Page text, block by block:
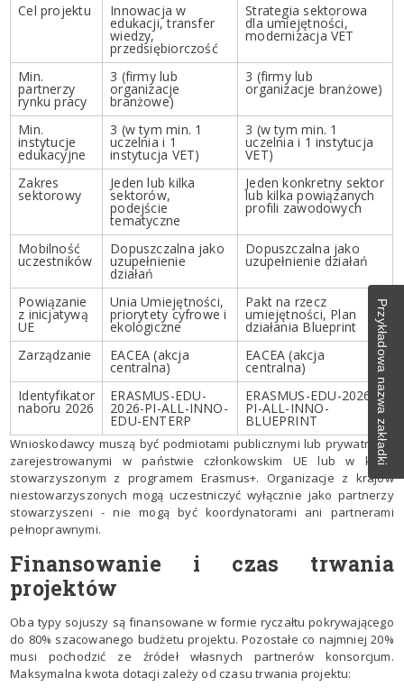
Cel projektu Innowacja w
edukacji, transfer
wiedzy,
przedsiębiorczość
Strategia sektorowa
dla umiejętności,
modernizacja VET
Min.
partnerzy
rynku pracy
3 (firmy lub
organizacje
branżowe)
3 (firmy lub
organizacje branżowe)
Min.
instytucje
edukacyjne
3 (w tym min. 1
uczelnia i 1
instytucja VET)
3 (w tym min. 1
uczelnia i 1 instytucja
VET)
Zakres
sektorowy
Jeden lub kilka
sektorów,
podejście
tematyczne
Jeden konkretny sektor
lub kilka powiązanych
profili zawodowych
Mobilność
uczestników
Dopuszczalna jako
uzupełnienie
działań
Dopuszczalna jako
uzupełnienie działań
Powiązanie
z inicjatywą
UE
Unia Umiejętności,
priorytety cyfrowe i
ekologiczne
Pakt na rzecz
umiejętności, Plan
działania Blueprint
Zarządzanie
EACEA (akcja
centralna)
EACEA (akcja
centralna)
Identyfikator
naboru 2026
ERASMUS-EDU-
2026-PI-ALL-INNO-
EDU-ENTERP
ERASMUS-EDU-2026-
PI-ALL-INNO-
BLUEPRINT
Wnioskodawcy muszą być podmiotami publicznymi lub prywatnymi,
zarejestrowanymi w państwie członkowskim UE lub w kraju
stowarzyszonym z programem Erasmus+. Organizacje z krajów
niestowarzyszonych mogą uczestniczyć wyłącznie jako partnerzy
stowarzyszeni - nie mogą być koordynatorami ani partnerami
pełnoprawnymi.
Finansowanie i czas trwania
projektów
Oba typy sojuszy są finansowane w formie ryczałtu pokrywającego
do 80% szacowanego budżetu projektu. Pozostałe co najmniej 20%
musi pochodzić ze źródeł własnych partnerów konsorcjum.
Maksymalna kwota dotacji zależy od czasu trwania projektu:
Przykładowa nazwa zakładki